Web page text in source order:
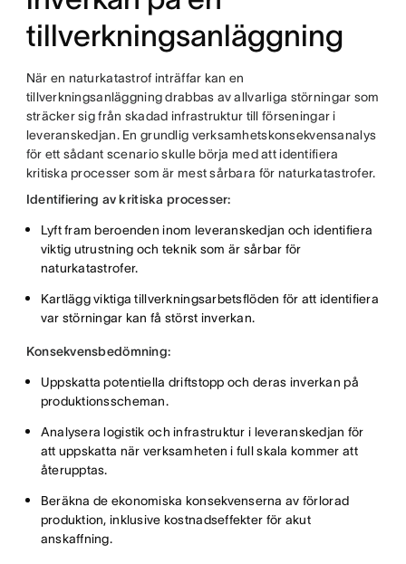
tillverkningsanläggning
När en naturkatastrof inträffar kan en
tillverkningsanläggning drabbas av allvarliga störningar som
sträcker sig från skadad infrastruktur till förseningar i
leveranskedjan. En grundlig verksamhetskonsekvensanalys
för ett sådant scenario skulle börja med att identifiera
kritiska processer som är mest sårbara för naturkatastrofer.
Identifiering av kritiska processer:
Lyft fram beroenden inom leveranskedjan och identifiera
viktig utrustning och teknik som är sårbar för
naturkatastrofer.
Kartlägg viktiga tillverkningsarbetsflöden för att identifiera
var störningar kan få störst inverkan.
Konsekvensbedömning:
Uppskatta potentiella driftstopp och deras inverkan på
produktionsscheman.
Analysera logistik och infrastruktur i leveranskedjan för
att uppskatta när verksamheten i full skala kommer att
återupptas.
Beräkna de ekonomiska konsekvenserna av förlorad
produktion, inklusive kostnadseffekter för akut
anskaffning.